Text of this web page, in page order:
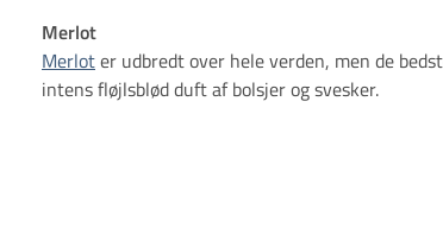
Merlot
Merloter udbredt over hele verden, men de
intens fløjlsblød duft af bolsjer og svesker.